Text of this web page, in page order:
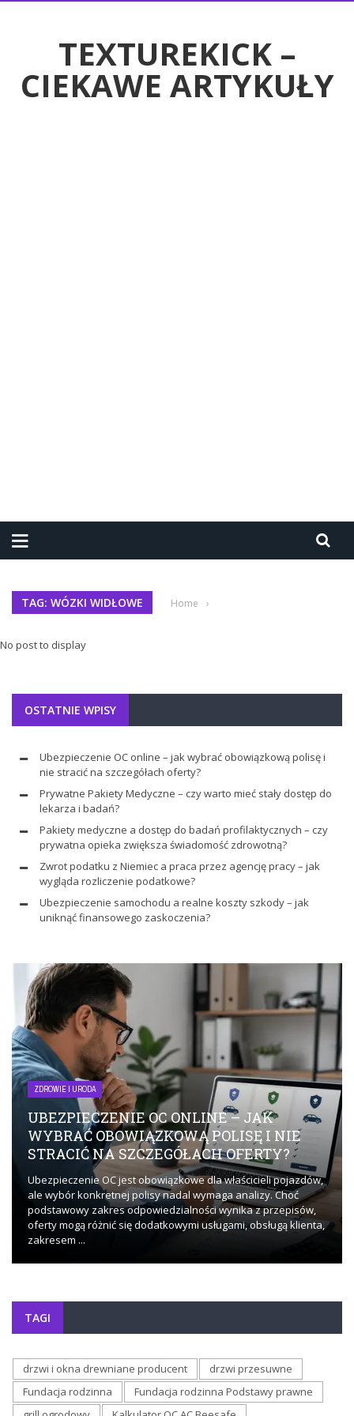
TEXTUREKICK –
CIEKAWE ARTYKUŁY
TAG: WÓZKI WIDŁOWE Home ›
No post to display
OSTATNIE WPISY
Ubezpieczenie OC online – jak wybrać obowiązkową polisę i
nie stracić na szczegółach oferty?
Prywatne Pakiety Medyczne – czy warto mieć stały dostęp do
lekarza i badań?
Pakiety medyczne a dostęp do badań profilaktycznych – czy
prywatna opieka zwiększa świadomość zdrowotną?
Zwrot podatku z Niemiec a praca przez agencję pracy – jak
wygląda rozliczenie podatkowe?
Ubezpieczenie samochodu a realne koszty szkody – jak
uniknąć finansowego zaskoczenia?
ZDROWIE I URODA
UBEZPIECZENIE OC ONLINE – JAK
WYBRAĆ OBOWIĄZKOWĄ POLISĘ I NIE
STRACIĆ NA SZCZEGÓŁACH OFERTY?
Ubezpieczenie OC jest obowiązkowe dla właścicieli pojazdów,
ale wybór konkretnej polisy nadal wymaga analizy. Choć
podstawowy zakres odpowiedzialności wynika z przepisów,
oferty mogą różnić się dodatkowymi usługami, obsługą klienta,
zakresem ...
TAGI
drzwi i okna drewniane producent
drzwi przesuwne
Fundacja rodzinna
Fundacja rodzinna Podstawy prawne